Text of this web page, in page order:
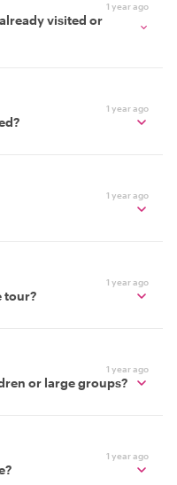
1 year ago
visited or
1 year ago
1 year ago
1 year ago
tour?
1 year ago
or large groups?
1 year ago